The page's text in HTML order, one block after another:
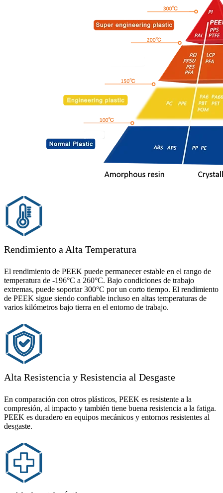
Rendimiento a Alta Temperatura
El rendimiento de PEEK puede permanecer estable en el rango de
temperatura de -196°C a 260°C. Bajo condiciones de trabajo
extremas, puede soportar 300°C por un corto tiempo. El rendimiento
de PEEK sigue siendo confiable incluso en altas temperaturas de
varios kilómetros bajo tierra en el entorno de trabajo.
Alta Resistencia y Resistencia al Desgaste
En comparación con otros plásticos, PEEK es resistente a la
compresión, al impacto y también tiene buena resistencia a la fatiga.
PEEK es duradero en equipos mecánicos y entornos resistentes al
desgaste.